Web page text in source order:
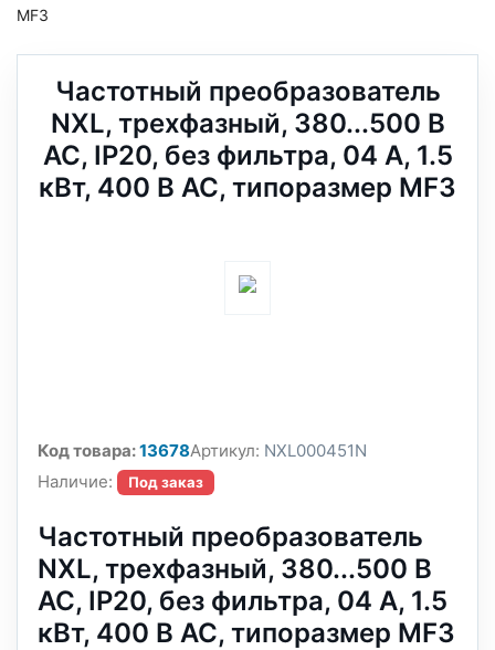
MF3
Частотный преобразователь
NXL, трехфазный, 380...500 В
АС, IP20, без фильтра, 04 A, 1.5
кВт, 400 В AC, типоразмер MF3
Код товара:13678Артикул: NXL000451N
Наличие:
Под заказ
Частотный преобразователь
NXL, трехфазный, 380...500 В
АС, IP20, без фильтра, 04 A, 1.5
кВт, 400 В AC, типоразмер MF3